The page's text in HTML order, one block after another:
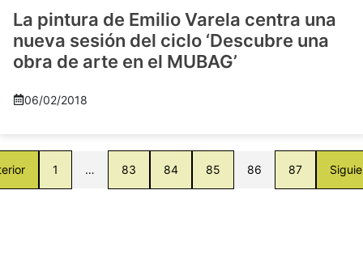
La pintura de Emilio Varela centra una
nueva sesión del ciclo ‘Descubre una
obra de arte en el MUBAG’
06/02/2018
1 … 83 84 85 86 87